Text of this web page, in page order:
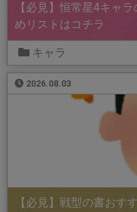
【必見】恒常星4キャ
めリストはコチラ
キャラ
2026.08.03
【必見】戦型の書おす